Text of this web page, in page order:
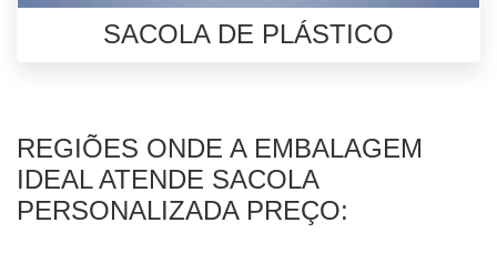
SACOLA DE PLÁSTICO
REGIÕES ONDE A EMBALAGEM
IDEAL ATENDE SACOLA
PERSONALIZADA PREÇO: